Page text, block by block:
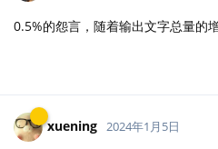
0.5%的怨言，随着输出文字总量的
xuening 2024年1月5日